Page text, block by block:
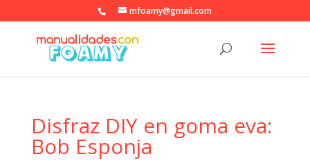
mfoamy@gmail.com
Disfraz DIY en goma eva:
Bob Esponja